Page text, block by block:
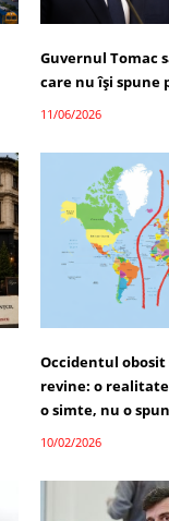
Guvernul Tomac
care nu își spune
11/06/2026
Occidentul obosit
revine: o
o simte, nu o
10/02/2026